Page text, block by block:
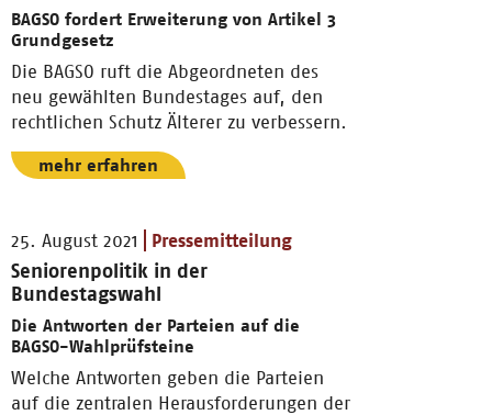
BAGSO fordert Erweiterung von Artikel 3
Grundgesetz
Die BAGSO ruft die Abgeordneten des
neu gewählten Bundestages auf, den
rechtlichen Schutz Älterer zu verbessern.
mehr erfahren
25. August 2021 Pressemitteilung
Seniorenpolitik in der
Bundestagswahl
Die Antworten der Parteien auf die
BAGSO-Wahlprüfsteine
Welche Antworten geben die Parteien
auf die zentralen Herausforderungen der